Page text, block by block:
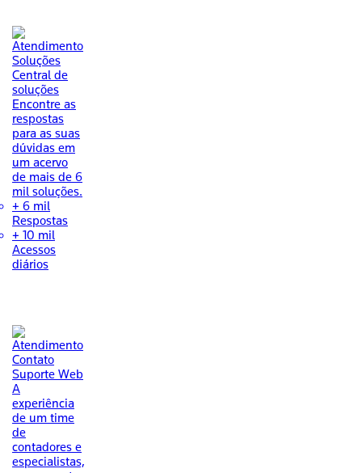
Central de
soluções
Encontre as
respostas
para as suas
dúvidas em
um acervo
de mais de 6
mil soluções.
+ 6 mil
Respostas
+ 10 mil
Acessos
diários
Suporte Web
A
experiência
de um time
de
contadores e
especialistas,